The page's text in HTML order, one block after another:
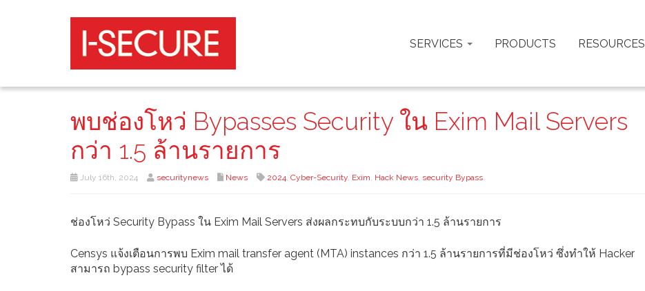
SERVICES PRODUCTS RESOURCES
พบช่องโหว่ Bypasses Security ใน Exim Mail Servers
กว่า 1.5 ล้านรายการ
July 16th, 2024 securitynews News 2024, Cyber-Security, Exim, Hack News, security Bypass
ช่องโหว่ Security Bypass ใน Exim Mail Servers ส่งผลกระทบกับระบบกว่า 1.5 ล้านรายการ
Censys แจ้งเตือนการพบ Exim mail transfer agent (MTA) instances กว่า 1.5 ล้านรายการที่มีช่องโหว่ ซึ่งทำให้ Hacker
สามารถ bypass security filter ได้